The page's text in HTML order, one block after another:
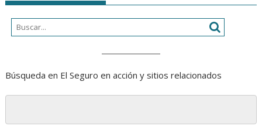
Búsqueda en El Seguro en acción y sitios relacionados